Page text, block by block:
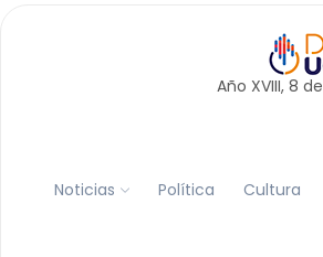
Año XVIII, 8 de
Noticias Política Cultura